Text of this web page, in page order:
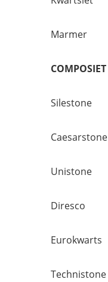
Marmer
COMPOSIET
Silestone
Caesarstone
Unistone
Diresco
Eurokwarts
Technistone